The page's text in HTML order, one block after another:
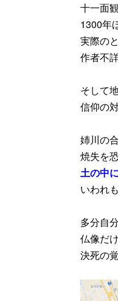
十一面
1300年
実際の
作者不
そして
信仰の
姉川の
焼失を
土の中
いわれ
多分自
仏像だ
決死の